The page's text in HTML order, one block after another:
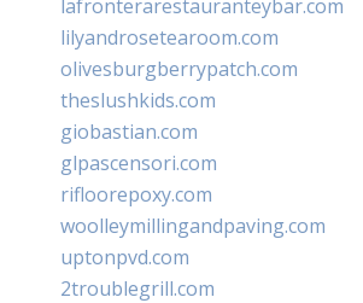
lafronterarestauranteybar.com
lilyandrosetearoom.com
olivesburgberrypatch.com
theslushkids.com
giobastian.com
glpascensori.com
rifloorepoxy.com
woolleymillingandpaving.com
uptonpvd.com
2troublegrill.com